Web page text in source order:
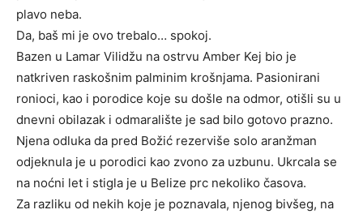
plavo neba.
Da, baš mi je ovo trebalo… spokoj.
Bazen u Lamar Vilidžu na ostrvu Amber Kej bio je
natkriven raskošnim palminim krošnjama. Pasionirani
ronioci, kao i porodice koje su došle na odmor, otišli su u
dnevni obilazak i odmaralište je sad bilo gotovo prazno.
Njena odluka da pred Božić rezerviše solo aranžman
odjeknula je u porodici kao zvono za uzbunu. Ukrcala se
na noćni let i stigla je u Belize prc nekoliko časova.
Za razliku od nekih koje je poznavala, njenog bivšeg, na